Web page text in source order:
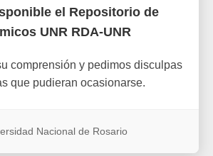
el Repositorio de
UNR RDA-UNR
comprensión y pedimos disculpas
que pudieran ocasionarse.
Nacional de Rosario